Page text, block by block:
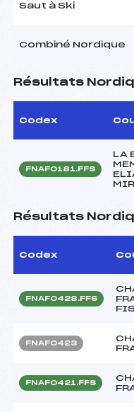
Saut à Ski
Combiné Nordique
Résultats
Codex
FNAF0181.FFS
LA
Résultats
Codex
FNAF0428.FFS
FNAF0423
FNAF0421.FFS